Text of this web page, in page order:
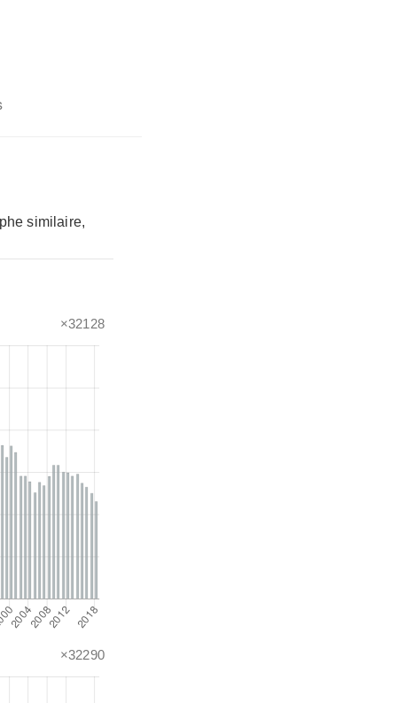
similaire,
×32128
×32290